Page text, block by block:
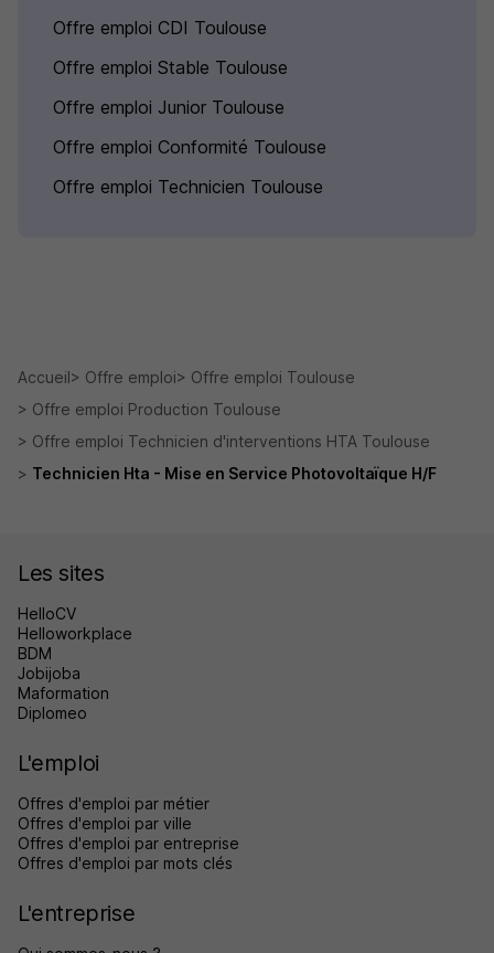
Offre emploi CDI Toulouse
Offre emploi Stable Toulouse
Offre emploi Junior Toulouse
Offre emploi Conformité Toulouse
Offre emploi Technicien Toulouse
Accueil Offre emploi
Offre emploi Toulouse
Offre emploi Production Toulouse
Offre emploi Technicien d'interventions HTA Toulouse
Technicien Hta - Mise en Service Photovoltaïque H/F
Les sites
HelloCV
Helloworkplace
BDM
Jobijoba
Maformation
Diplomeo
L'emploi
Offres d'emploi par métier
Offres d'emploi par ville
Offres d'emploi par entreprise
Offres d'emploi par mots clés
L'entreprise